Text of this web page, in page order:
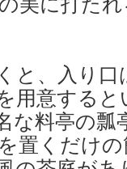
と、入り口
用意する
な料亭の瓢
置くだけ